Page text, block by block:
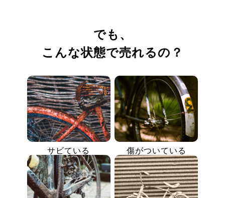
でも、
こんな状態で売れるの？
サビている 傷がついている